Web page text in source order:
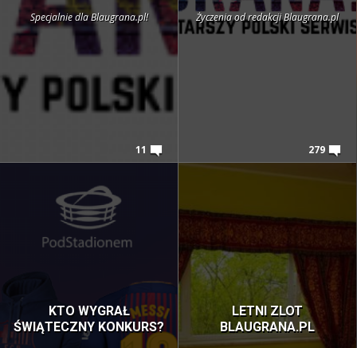
Specjalnie dla Blaugrana.pl!
11
Życzenia od redakcji Blaugrana.pl
279
KTO WYGRAŁ
ŚWIĄTECZNY KONKURS?
LETNI ZLOT
BLAUGRANA.PL